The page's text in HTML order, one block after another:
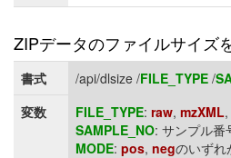
ZIPデータのファイルサイズ
書式 /api/dlsize /FILE_TYPE /
変数
FILE_TYPE: raw, mzXML,
SAMPLE_NO: サンプル番
MODE: pos, negのいずれ